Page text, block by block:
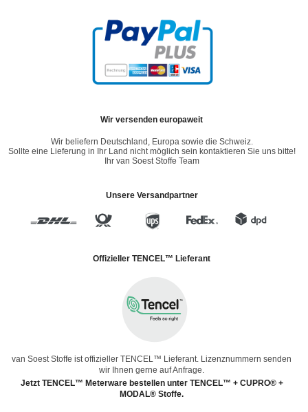
Wir versenden europaweit
Wir beliefern Deutschland, Europa sowie die Schweiz.
Sollte eine Lieferung in Ihr Land nicht möglich sein kontaktieren Sie uns bitte!
Ihr van Soest Stoffe Team
Unsere Versandpartner
Offizieller TENCEL™ Lieferant
van Soest Stoffe ist offizieller TENCEL™ Lieferant. Lizenznummern senden
wir Ihnen gerne auf Anfrage.
Jetzt TENCEL™ Meterware bestellen unter TENCEL™ + CUPRO® +
MODAL® Stoffe.